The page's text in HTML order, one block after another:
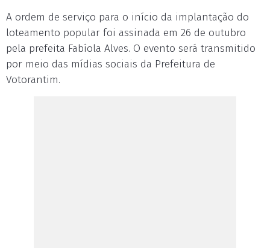
A ordem de serviço para o início da implantação do
loteamento popular foi assinada em 26 de outubro
pela prefeita Fabíola Alves. O evento será transmitido
por meio das mídias sociais da Prefeitura de
Votorantim.